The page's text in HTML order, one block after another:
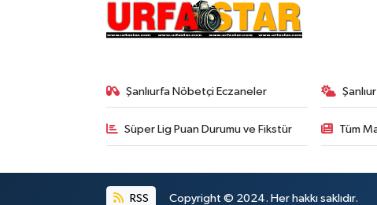
Şanlıurfa Nöbetçi Eczaneler
Süper Lig Puan Durumu ve Fikstür Tüm
RSS Copyright © 2024. Her hakkı saklıdır.